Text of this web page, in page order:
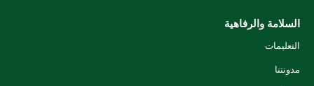
السلامة والرفاهية
التعليمات
مدونتنا